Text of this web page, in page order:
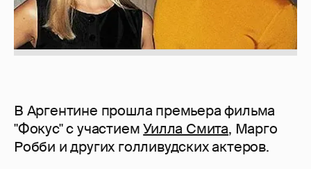
В Аргентине прошла премьера фильма
"Фокус" с участиемУилла Смита, Марго
Робби и других голливудских актеров.